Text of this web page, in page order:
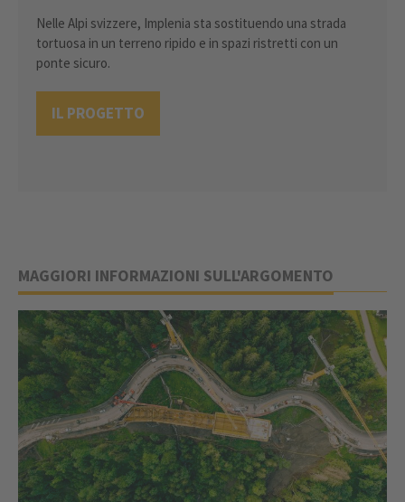
Nelle Alpi svizzere, Implenia sta sostituendo una strada
tortuosa in un terreno ripido e in spazi ristretti con un
ponte sicuro.
IL PROGETTO
MAGGIORI INFORMAZIONI SULL'ARGOMENTO